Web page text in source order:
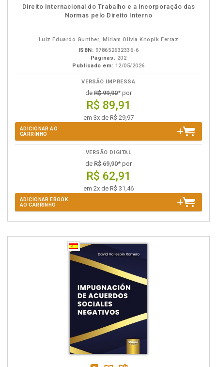
disponível
em
Disponível
na
páginas
Direito Internacional do Trabalho e a Incorporação das
Normas pelo Direito Interno
Luiz Eduardo Gunther, Miriam Olivia Knopik Ferraz
ISBN: 978652632336-6
Páginas: 202
Publicado em: 12/05/2026
VERSÃO IMPRESSA
de R$ 99,90* por
R$ 89,91
em 3x de R$ 29,97
ADICIONAR AO
CARRINHO
VERSÃO DIGITAL
de R$ 69,90* por
R$ 62,91
em 2x de R$ 31,46
ADICIONAR EBOOK
AO CARRINHO